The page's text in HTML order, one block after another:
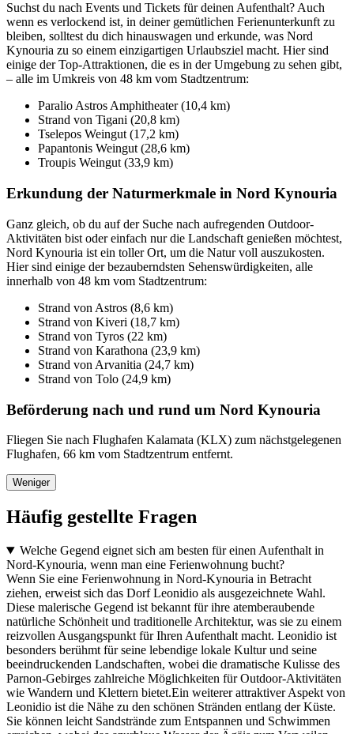
Suchst du nach Events und Tickets für deinen Aufenthalt? Auch
wenn es verlockend ist, in deiner gemütlichen Ferienunterkunft zu
bleiben, solltest du dich hinauswagen und erkunde, was Nord
Kynouria zu so einem einzigartigen Urlaubsziel macht. Hier sind
einige der Top-Attraktionen, die es in der Umgebung zu sehen gibt,
– alle im Umkreis von 48 km vom Stadtzentrum:
Paralio Astros Amphitheater (10,4 km)
Strand von Tigani (20,8 km)
Tselepos Weingut (17,2 km)
Papantonis Weingut (28,6 km)
Troupis Weingut (33,9 km)
Erkundung der Naturmerkmale in Nord Kynouria
Ganz gleich, ob du auf der Suche nach aufregenden Outdoor-
Aktivitäten bist oder einfach nur die Landschaft genießen möchtest,
Nord Kynouria ist ein toller Ort, um die Natur voll auszukosten.
Hier sind einige der bezauberndsten Sehenswürdigkeiten, alle
innerhalb von 48 km vom Stadtzentrum:
Strand von Astros (8,6 km)
Strand von Kiveri (18,7 km)
Strand von Tyros (22 km)
Strand von Karathona (23,9 km)
Strand von Arvanitia (24,7 km)
Strand von Tolo (24,9 km)
Beförderung nach und rund um Nord Kynouria
Fliegen Sie nach Flughafen Kalamata (KLX) zum nächstgelegenen
Flughafen, 66 km vom Stadtzentrum entfernt.
Weniger
Häufig gestellte Fragen
Welche Gegend eignet sich am besten für einen Aufenthalt in
Nord-Kynouria, wenn man eine Ferienwohnung bucht?
Wenn Sie eine Ferienwohnung in Nord-Kynouria in Betracht
ziehen, erweist sich das Dorf Leonidio als ausgezeichnete Wahl.
Diese malerische Gegend ist bekannt für ihre atemberaubende
natürliche Schönheit und traditionelle Architektur, was sie zu einem
reizvollen Ausgangspunkt für Ihren Aufenthalt macht. Leonidio ist
besonders berühmt für seine lebendige lokale Kultur und seine
beeindruckenden Landschaften, wobei die dramatische Kulisse des
Parnon-Gebirges zahlreiche Möglichkeiten für Outdoor-Aktivitäten
wie Wandern und Klettern bietet.Ein weiterer attraktiver Aspekt von
Leonidio ist die Nähe zu den schönen Stränden entlang der Küste.
Sie können leicht Sandstrände zum Entspannen und Schwimmen